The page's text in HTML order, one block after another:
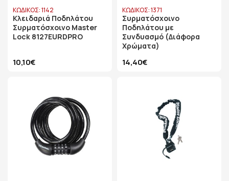
ΚΩΔΙΚΟΣ: 1142
Κλειδαριά Ποδηλάτου
Συρματόσχοινο Master
Lock 8127EURDPRO
10,10€
ΚΩΔΙΚΟΣ: 1371
Συρματόσχοινο
Ποδηλάτου με
Συνδυασμό (Διάφορα
Χρώματα)
14,40€